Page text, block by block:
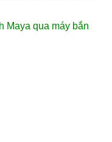
Maya qua máy bắn